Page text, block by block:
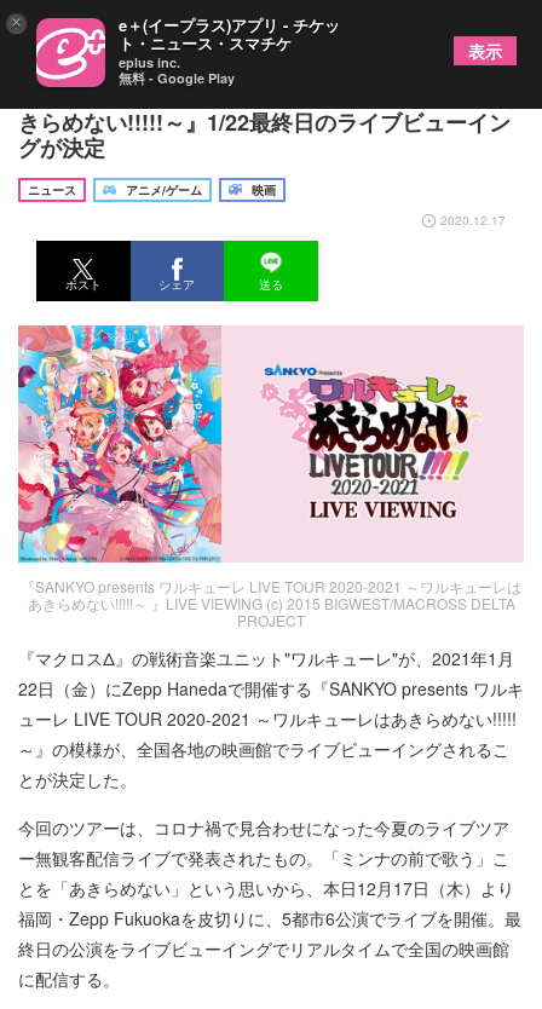
ワルキューレ、ライブツアー『～ワルキューレはあ
きらめない!!!!!～』1/22最終日のライブビューイン
グが決定
ニュース アニメ/ゲーム
映画
2020.12.17
ポスト シェア 送る
『SANKYO presents ワルキューレ LIVE TOUR 2020-2021 ～ワルキューレは
あきらめない!!!!!～ 』LIVE VIEWING (c) 2015 BIGWEST/MACROSS DELTA
PROJECT
『マクロスΔ』の戦術音楽ユニット"ワルキューレ"が、2021年1月
22日（金）にZepp Hanedaで開催する『SANKYO presents ワルキ
ューレ LIVE TOUR 2020-2021 ～ワルキューレはあきらめない!!!!!
～』の模様が、全国各地の映画館でライブビューイングされるこ
とが決定した。
今回のツアーは、コロナ禍で見合わせになった今夏のライブツア
ー無観客配信ライブで発表されたもの。「ミンナの前で歌う」こ
とを「あきらめない」という思いから、本日12月17日（木）より
福岡・Zepp Fukuokaを皮切りに、5都市6公演でライブを開催。最
終日の公演をライブビューイングでリアルタイムで全国の映画館
に配信する。
× e＋(イープラス)アプリ - チケッ
ト・ニュース・スマチケ
eplus inc.
無料 - Google Play
表示